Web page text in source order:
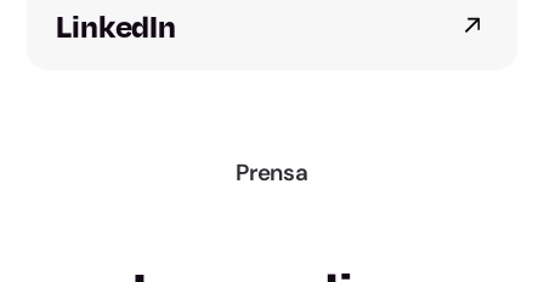
Lugo
Ourense
LinkedIn
Prensa